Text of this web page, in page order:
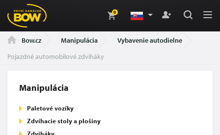
0
Bow.cz Manipulácia
Vybavenie autodielne
Pojazdné automobilové zdviháky
Manipulácia
Paletové vozíky
Zdvíhacie stoly a plošiny